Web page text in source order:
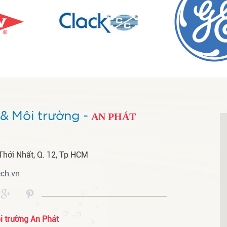
Môi trường - AN PHÁT
Nhất, Q. 12, Tp HCM
trường An Phát